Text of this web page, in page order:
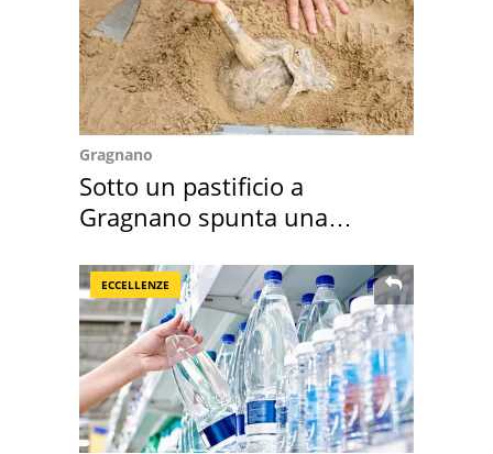
Gragnano
Sotto un pastificio a
Gragnano spunta una
ECCELLENZE